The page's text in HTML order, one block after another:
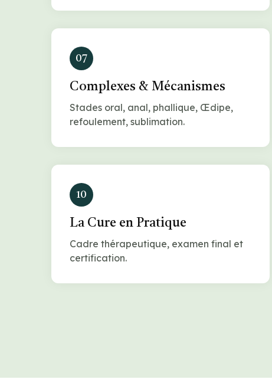
07
Complexes & Mécanismes
Stades oral, anal, phallique, Œdipe,
refoulement, sublimation.
10
La Cure en Pratique
Cadre thérapeutique, examen final et
certification.